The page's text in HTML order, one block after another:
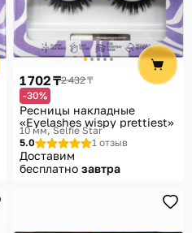
1 702 ₸2 432 ₸
-30%
Ресницы накладные
«Eyelashes wispy prettiest»
10 мм Selfie Star
5.0
1 отзыв
Доставим
бесплатно завтра